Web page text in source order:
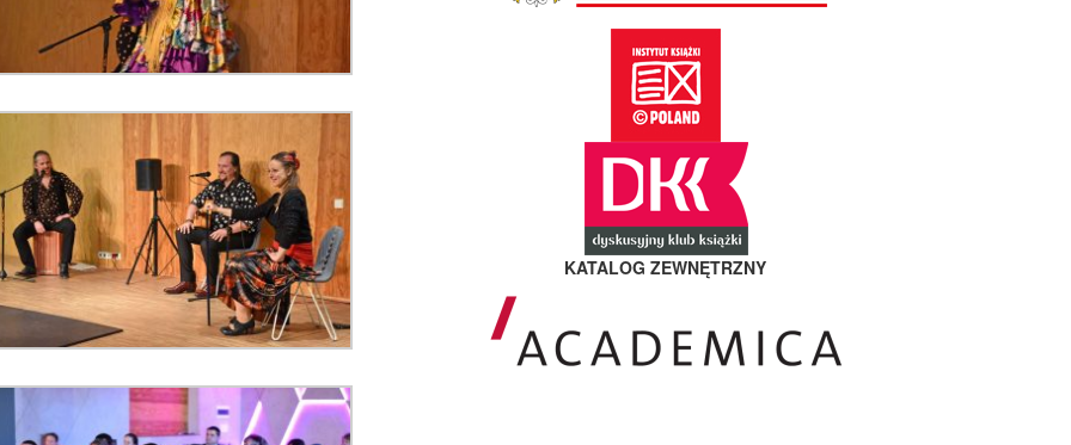
KATALOG ZEWNĘTRZNY